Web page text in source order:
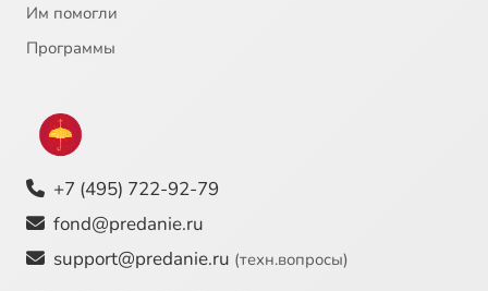
Им помогли
Программы
+7 (495) 722-92-79
fond@predanie.ru
support@predanie.ru (техн.вопросы)